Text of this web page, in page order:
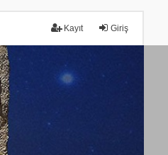
Giriş
Kayıt